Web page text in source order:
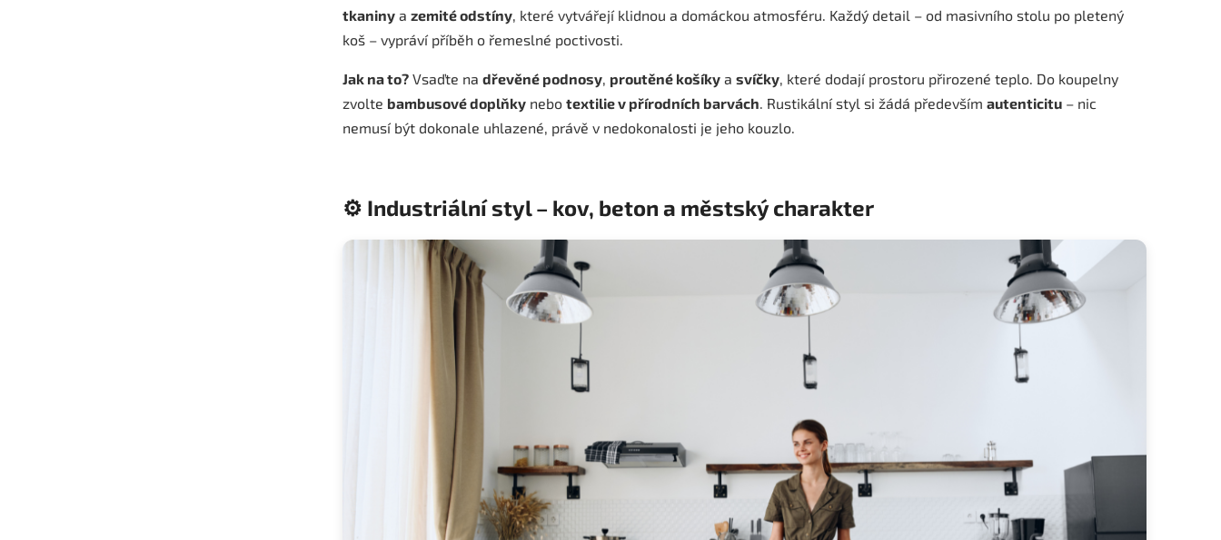
tkaniny a zemité odstíny, které vytvářejí klidnou a domáckou atmosféru. Každý detail – od masivního stolu po pletený
koš – vypráví příběh o řemeslné poctivosti.
Jak na to? Vsaďte na dřevěné podnosy, proutěné košíky a svíčky, které dodají prostoru přirozené teplo. Do koupelny
zvolte bambusové doplňky nebo textilie v přírodních barvách. Rustikální styl si žádá především autenticitu – nic
nemusí být dokonale uhlazené, právě v nedokonalosti je jeho kouzlo.
⚙️ Industriální styl – kov, beton a městský charakter